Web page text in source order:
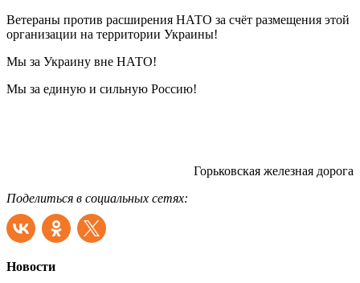
Ветераны против расширения НАТО за счёт размещения этой
организации на территории Украины!
Мы за Украину вне НАТО!
Мы за единую и сильную Россию!
Горьковская железная дорога
Поделиться в социальных сетях:
Новости